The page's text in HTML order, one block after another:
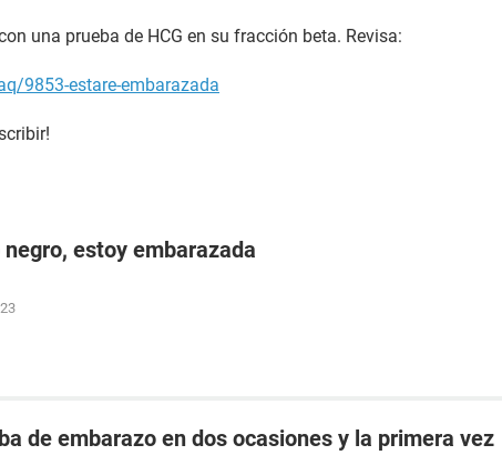
una prueba de HCG en su fracción beta. Revisa:
9853-estare-embarazada
estoy embarazada
de embarazo en dos ocasiones y la primera vez